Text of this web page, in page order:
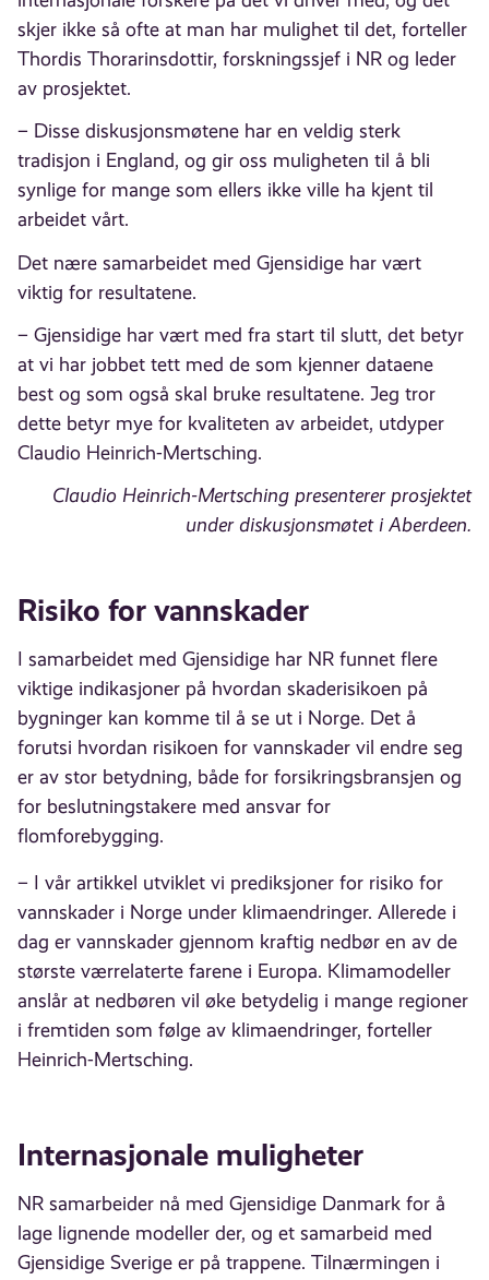
skjer ikke så ofte at man har mulighet til det, forteller
Thordis Thorarinsdottir, forskningssjef i NR og leder
av prosjektet.
– Disse diskusjonsmøtene har en veldig sterk
tradisjon i England, og gir oss muligheten til å bli
synlige for mange som ellers ikke ville ha kjent til
arbeidet vårt.
Det nære samarbeidet med Gjensidige har vært
viktig for resultatene.
– Gjensidige har vært med fra start til slutt, det betyr
at vi har jobbet tett med de som kjenner dataene
best og som også skal bruke resultatene. Jeg tror
dette betyr mye for kvaliteten av arbeidet, utdyper
Claudio Heinrich-Mertsching.
Claudio Heinrich-Mertsching presenterer prosjektet
under diskusjonsmøtet i Aberdeen.
Risiko for vannskader
I samarbeidet med Gjensidige har NR funnet flere
viktige indikasjoner på hvordan skaderisikoen på
bygninger kan komme til å se ut i Norge. Det å
forutsi hvordan risikoen for vannskader vil endre seg
er av stor betydning, både for forsikringsbransjen og
for beslutningstakere med ansvar for
flomforebygging.
– I vår artikkel utviklet vi prediksjoner for risiko for
vannskader i Norge under klimaendringer. Allerede i
dag er vannskader gjennom kraftig nedbør en av de
største værrelaterte farene i Europa. Klimamodeller
anslår at nedbøren vil øke betydelig i mange regioner
i fremtiden som følge av klimaendringer, forteller
Heinrich-Mertsching.
Internasjonale muligheter
NR samarbeider nå med Gjensidige Danmark for å
lage lignende modeller der, og et samarbeid med
Gjensidige Sverige er på trappene. Tilnærmingen i